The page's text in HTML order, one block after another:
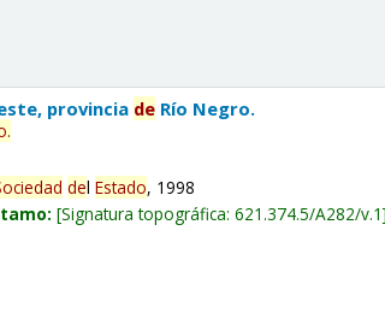
provincia de Río Negro.
.
delEstado, 1998
Signatura topográfica:621.374.5/A282/v.1